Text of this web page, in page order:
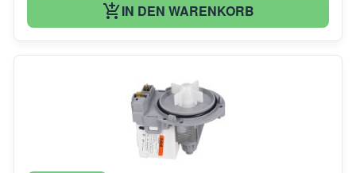
IN DEN WARENKORB